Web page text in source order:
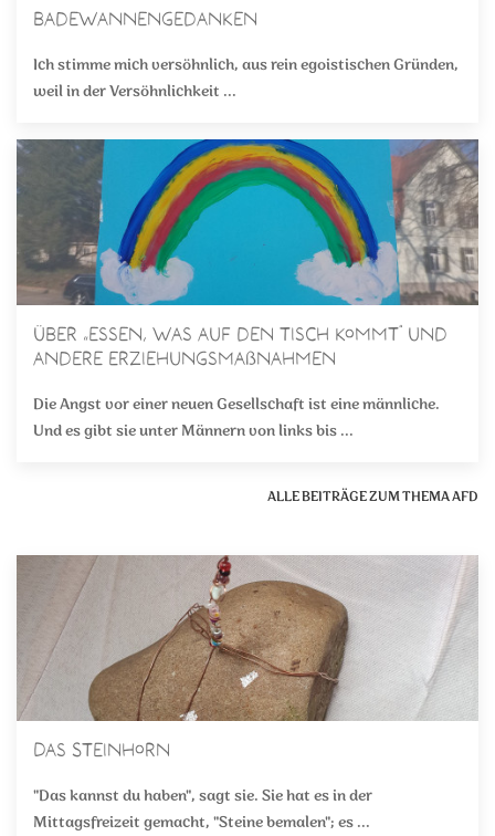
Badewannengedanken
Ich stimme mich versöhnlich, aus rein egoistischen Gründen,
weil in der Versöhnlichkeit ...
Über „essen, was auf den Tisch kommt“ und
andere Erziehungsmaßnahmen
Die Angst vor einer neuen Gesellschaft ist eine männliche.
Und es gibt sie unter Männern von links bis ...
ALLE BEITRÄGE ZUM THEMA AFD
Das Steinhorn
"Das kannst du haben", sagt sie. Sie hat es in der
Mittagsfreizeit gemacht, "Steine bemalen"; es ...